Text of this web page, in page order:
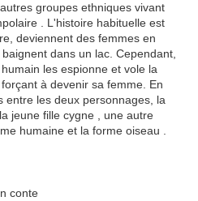
groupes ethniques vivant
. L'histoire habituelle est
deviennent des femmes en
dans un lac. Cependant,
les espionne et vole la
à devenir sa femme. En
entre les deux personnages, la
jeune fille cygne , une autre
humaine et la forme oiseau .
conte